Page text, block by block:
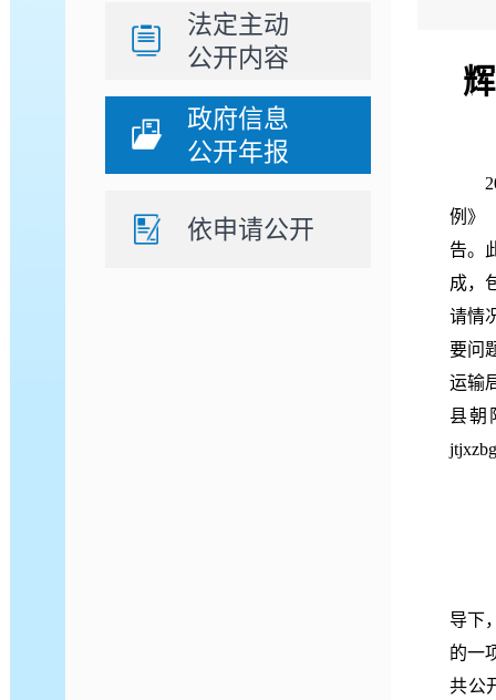
法定主动
公开内容
政府信息
公开年报
依申请公开
例》
告。
成，
请情
要问
运输
县朝
导下
的一
共公